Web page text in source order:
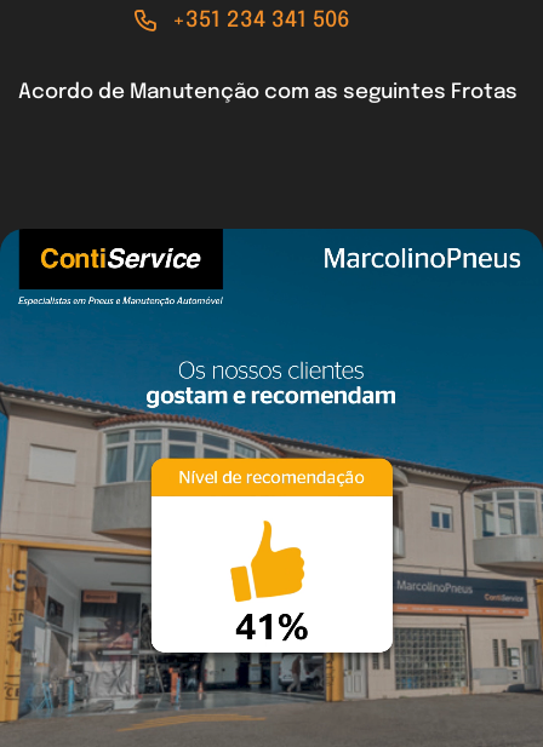
+351 234 341 506
Acordo de Manutenção com as seguintes Frotas